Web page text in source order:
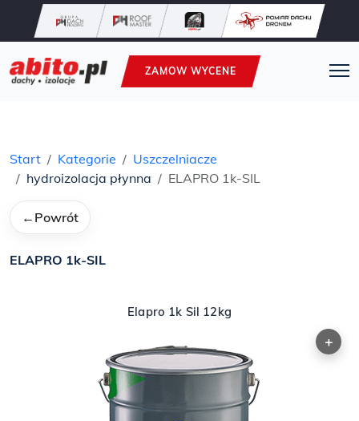
ZAMOW WYCENE
Start Kategorie
Uszczelniacze
hydroizolacja płynna
ELAPRO 1k-SIL
← Powrót
ELAPRO 1k-SIL
Elapro 1k Sil 12kg
+